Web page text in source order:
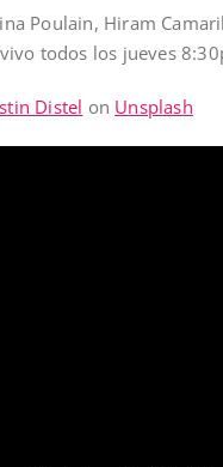
Poulain, Hiram
todos los jueves
Distel on Unsplash